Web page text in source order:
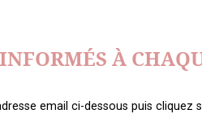
À
email ci-dessous puis cliquez